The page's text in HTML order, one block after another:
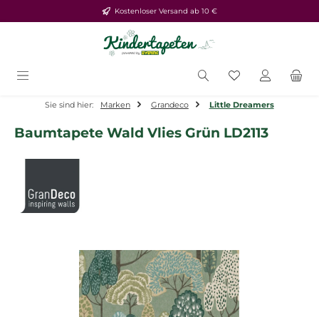
Zum Hauptinhalt springenKostenloser Versand ab 10 €
Du hast 0
Sie sind hier: Marken Grandeco Little Dreamers
Baumtapete Wald Vlies Grün LD2113
Bildergalerie überspringen